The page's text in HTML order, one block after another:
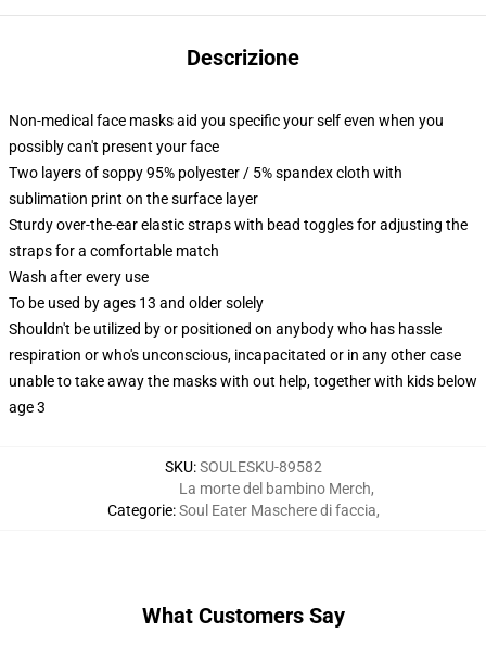
Descrizione
Non-medical face masks aid you specific your self even when you
possibly can't present your face
Two layers of soppy 95% polyester / 5% spandex cloth with
sublimation print on the surface layer
Sturdy over-the-ear elastic straps with bead toggles for adjusting the
straps for a comfortable match
Wash after every use
To be used by ages 13 and older solely
Shouldn't be utilized by or positioned on anybody who has hassle
respiration or who's unconscious, incapacitated or in any other case
unable to take away the masks with out help, together with kids below
age 3
SKU:SOULESKU-89582
Categorie:
La morte del bambino Merch,
Soul Eater Maschere di faccia,
What Customers Say